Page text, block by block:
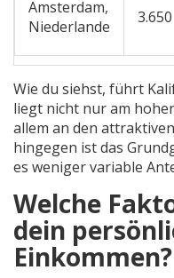
Amsterdam,
Niederlande
3.650
Wie du siehst, führt
liegt nicht nur am
allem an den
hingegen ist das
es weniger variable
Welche
dein
Einkommen?